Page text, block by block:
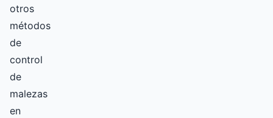
otros
métodos
de
control
de
malezas
en